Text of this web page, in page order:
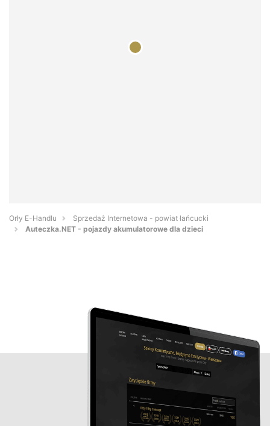
Orły E-Handlu
Sprzedaż Internetowa - powiat łańcucki
Auteczka.NET - pojazdy akumulatorowe dla dzieci